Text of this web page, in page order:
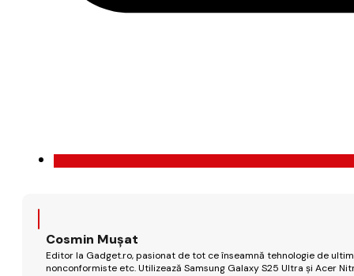
Cosmin Mușat
Editor la Gadget.ro, pasionat de tot ce înseamnă tehnologie de
nonconformiste etc. Utilizează Samsung Galaxy S25 Ultra și Acer